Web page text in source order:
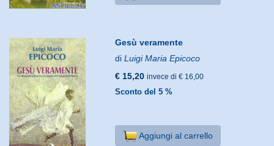
Gesù veramente
diLuigi Maria Epicoco
€ 15,20 invece di € 16,00
Sconto del 5 %
Aggiungi al carrello